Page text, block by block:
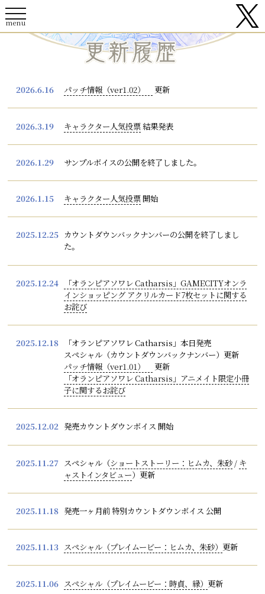
2026.6.16 パッチ情報（ver1.02） 更新
2026.3.19 キャラクター人気投票結果発表
2026.1.29 サンプルボイスの公開を終了しました。
2026.1.15 キャラクター人気投票開始
2025.12.25 カウントダウンバックナンバーの公開を終了しまし
た。
2025.12.24
「オランピアソワレ Catharsis」GAMECITYオンラ
インショッピング アクリルカード7枚セットに関する
お詫び
2025.12.18
「オランピアソワレ Catharsis」本日発売
スペシャル（カウントダウンバックナンバー）更新
パッチ情報（ver1.01）
更新
「オランピアソワレ Catharsis」アニメイト限定小冊
子に関するお詫び
2025.12.02 発売カウントダウンボイス 開始
2025.11.27 スペシャル（ショートストーリー：ヒムカ、朱砂/ キ
ャストインタビュー）更新
2025.11.18 発売一ヶ月前 特別カウントダウンボイス 公開
2025.11.13 スペシャル（プレイムービー：ヒムカ、朱砂） 更新
2025.11.06 スペシャル（プレイムービー：時貞、縁） 更新